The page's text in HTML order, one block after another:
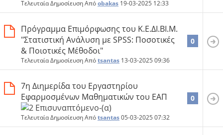
Τελευταία Δημοσίευση Απόobakas 19-03-2025 12:33
Πρόγραμμα Επιμόρφωσης του Κ.Ε.ΔΙ.ΒΙ.Μ.
"Στατιστική Ανάλυση με SPSS: Ποσοτικές
& Ποιοτικές Μέθοδοι"
Τελευταία Δημοσίευση Απόtsantas 13-03-2025 09:36
0
7η Διημερίδα του Εργαστηρίου
Εφαρμοσμένων Μαθηματικών του ΕΑΠ
Τελευταία Δημοσίευση Απόtsantas05-03-2025 07:32
0